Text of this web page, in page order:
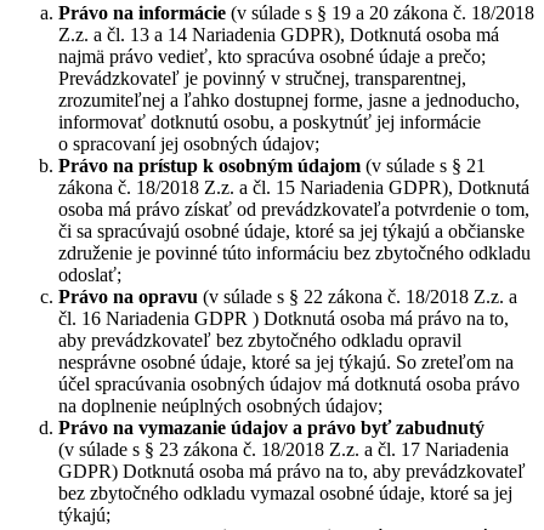
Právo na informácie (v súlade s § 19 a 20 zákona č. 18/2018
Z.z. a čl. 13 a 14 Nariadenia GDPR), Dotknutá osoba má
najmä právo vedieť, kto spracúva osobné údaje a prečo;
Prevádzkovateľ je povinný v stručnej, transparentnej,
zrozumiteľnej a ľahko dostupnej forme, jasne a jednoducho,
informovať dotknutú osobu, a poskytnúť jej informácie
o spracovaní jej osobných údajov;
Právo na prístup k osobným údajom (v súlade s § 21
zákona č. 18/2018 Z.z. a čl. 15 Nariadenia GDPR), Dotknutá
osoba má právo získať od prevádzkovateľa potvrdenie o tom,
či sa spracúvajú osobné údaje, ktoré sa jej týkajú a občianske
združenie je povinné túto informáciu bez zbytočného odkladu
odoslať;
Právo na opravu (v súlade s § 22 zákona č. 18/2018 Z.z. a
čl. 16 Nariadenia GDPR ) Dotknutá osoba má právo na to,
aby prevádzkovateľ bez zbytočného odkladu opravil
nesprávne osobné údaje, ktoré sa jej týkajú. So zreteľom na
účel spracúvania osobných údajov má dotknutá osoba právo
na doplnenie neúplných osobných údajov;
Právo na vymazanie údajov a právo byť zabudnutý
(v súlade s § 23 zákona č. 18/2018 Z.z. a čl. 17 Nariadenia
GDPR) Dotknutá osoba má právo na to, aby prevádzkovateľ
bez zbytočného odkladu vymazal osobné údaje, ktoré sa jej
týkajú;